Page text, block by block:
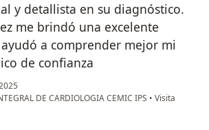
y detallista en su diagnóstico.
me brindó una excelente
a comprender mejor mi
de confianza
DE CARDIOLOGIA CEMIC IPS • Visita
Lucia Montero